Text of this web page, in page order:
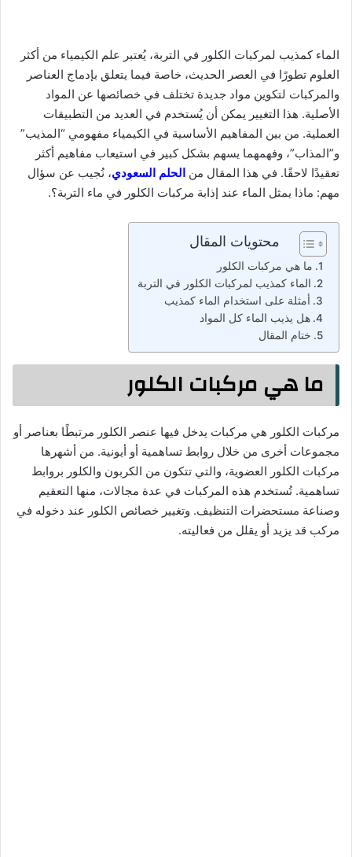
الماء كمذيب لمركبات الكلور في التربة، يُعتبر علم الكيمياء من أكثر
العلوم تطورًا في العصر الحديث، خاصة فيما يتعلق بإدماج العناصر
والمركبات لتكوين مواد جديدة تختلف في خصائصها عن المواد
الأصلية. هذا التغيير يمكن أن يُستخدم في العديد من التطبيقات
العملية. من بين المفاهيم الأساسية في الكيمياء مفهومي “المذيب”
و”المذاب”، وفهمهما يسهم بشكل كبير في استيعاب مفاهيم أكثر
تعقيدًا لاحقًا. في هذا المقال من الحلم السعودي، نُجيب عن سؤال
مهم: ماذا يمثل الماء عند إذابة مركبات الكلور في ماء التربة؟.
محتويات المقال
ما هي مركبات الكلور
الماء كمذيب لمركبات الكلور في التربة
أمثلة على استخدام الماء كمذيب
هل يذيب الماء كل المواد
ختام المقال
ما هي مركبات الكلور
مركبات الكلور هي مركبات يدخل فيها عنصر الكلور مرتبطًا بعناصر أو
مجموعات أخرى من خلال روابط تساهمية أو أيونية. من أشهرها
مركبات الكلور العضوية، والتي تتكون من الكربون والكلور بروابط
تساهمية. تُستخدم هذه المركبات في عدة مجالات، منها التعقيم
وصناعة مستحضرات التنظيف. وتغيير خصائص الكلور عند دخوله في
مركب قد يزيد أو يقلل من فعاليته.